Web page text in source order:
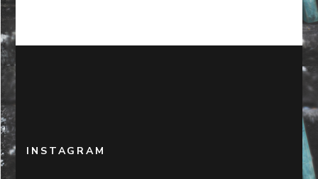
INSTAGRAM